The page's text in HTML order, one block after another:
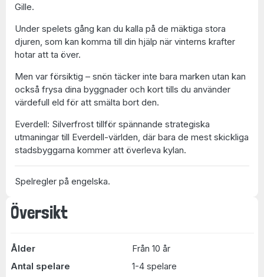
Översikt
Ålder
Från 10 år
Antal spelare
1-4 spelare
Gille.
Under spelets gång kan du kalla på de mäktiga stora
djuren, som kan komma till din hjälp när vinterns krafter
hotar att ta över.
Men var försiktig – snön täcker inte bara marken utan kan
också frysa dina byggnader och kort tills du använder
värdefull eld för att smälta bort den.
Everdell: Silverfrost tillför spännande strategiska
utmaningar till Everdell-världen, där bara de mest skickliga
stadsbyggarna kommer att överleva kylan.
Spelregler på engelska.